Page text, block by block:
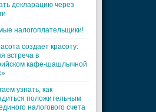
декларацию через
налогоплательщики!
создает красоту:
встреча в
кафе-шашлычной
узнать, как
положительным
налогового счета